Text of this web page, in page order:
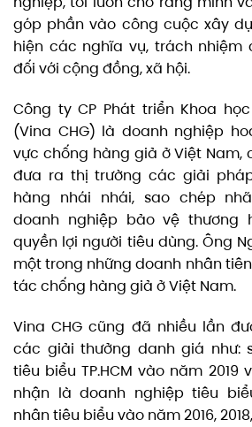
góp phần vào công cuộc xây
hiện các nghĩa vụ, trách nhiệm
đối với cộng đồng, xã hội.
Công ty CP Phát triển Khoa
(Vina CHG) là doanh nghiệp
vực chống hàng giả ở Việt Nam,
đưa ra thị trường các giải
hàng nhái nhái, sao chép
doanh nghiệp bảo vệ thương
quyền lợi người tiêu dùng. Ông
một trong những doanh nhân
tác chống hàng giả ở Việt Nam.
Vina CHG cũng đã nhiều lần
các giải thưởng danh giá như:
tiêu biểu TP.HCM vào năm 2019
nhận là doanh nghiệp tiêu
nhân tiêu biểu vào năm 2016,